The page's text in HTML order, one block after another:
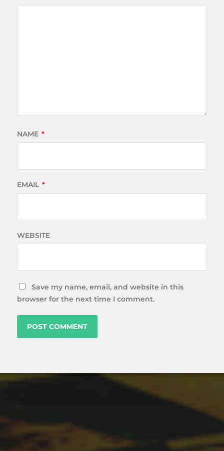
NAME *
EMAIL *
WEBSITE
Save my name, email, and website in this
browser for the next time I comment.